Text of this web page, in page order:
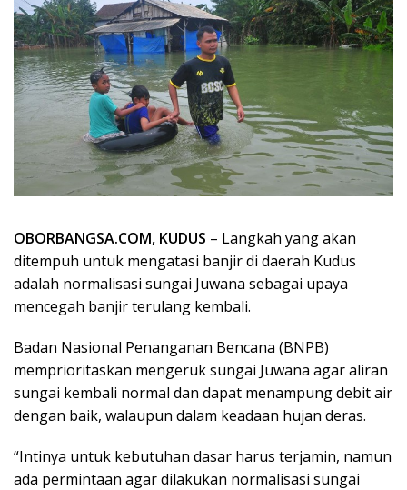
OBORBANGSA.COM, KUDUS – Langkah yang akan
ditempuh untuk mengatasi banjir di daerah Kudus
adalah normalisasi sungai Juwana sebagai upaya
mencegah banjir terulang kembali.
Badan Nasional Penanganan Bencana (BNPB)
memprioritaskan mengeruk sungai Juwana agar aliran
sungai kembali normal dan dapat menampung debit air
dengan baik, walaupun dalam keadaan hujan deras.
“Intinya untuk kebutuhan dasar harus terjamin, namun
ada permintaan agar dilakukan normalisasi sungai